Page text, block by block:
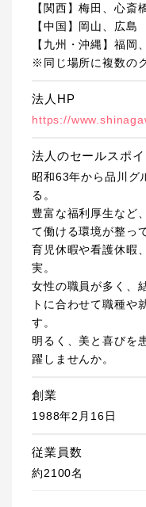
【関西】梅田、心斎
【中国】岡山、広島
【九州・沖縄】福岡
※同じ場所に複数の
法人HP
https://
法人のセールスポイ
昭和63年から品川グ
る。
豊富な福利厚生など
て働ける環境が整っ
育児休暇や看護休暇
実。
女性の職員が多く、
トに合わせて職種や
す。
明るく、美と喜びを
躍しませんか。
創業
1988年2月16日
従業員数
約2100名